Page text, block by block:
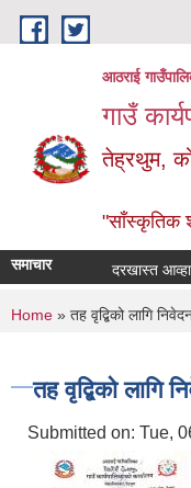
Skip to main content
आठराई
गाउँ
तेह्रथुम,
"साँस्कृतिक
समाचार दरखास्त आव्हान
You are
Home » तह वृद्बिको लागि
तह वृद्बिको लागि
Submitted on: Tue,